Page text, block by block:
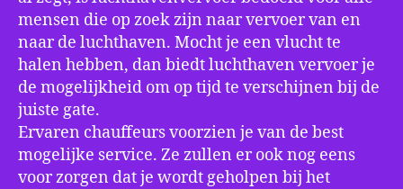
mensen die op zoek zijn naar vervoer van en
naar de luchthaven. Mocht je een vlucht te
halen hebben, dan biedt luchthaven vervoer je
de mogelijkheid om op tijd te verschijnen bij de
juiste gate.
Ervaren chauffeurs voorzien je van de best
mogelijke service. Ze zullen er ook nog eens
voor zorgen dat je wordt geholpen bij het